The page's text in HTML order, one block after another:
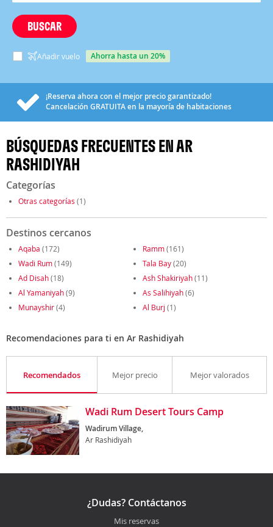
BUSCAR
Añadir vuelo ahorra hasta un 20%
¡Reserva ahora con el mejor precio garantizado!
Cancelación GRATUITAen la mayoría de habitaciones
BÚSQUEDAS FRECUENTES EN AR
RASHIDIYAH
Categorías
Otras categorías (1)
Destinos cercanos
Aqaba (172) Ramm(161)
Wadi Rum(149) Tala Bay(20)
Ad Disah(18) Ash Shakiriyah(11)
Al Yamaniyah(9) As Salihiyah(6)
Munayshir(4) Al Burj (1)
Recomendaciones para ti en Ar Rashidiyah
Recomendados Mejor precio Mejor valorados
Wadi Rum Desert Tours Camp
Wadirum Village,
Ar Rashidiyah
¿Dudas? Contáctanos
Mis reservas